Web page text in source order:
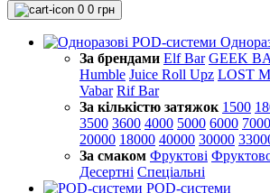
0 0 грн
За брендами Elf Bar GEEK
Humble Juice Roll Upz LOST
Vabar Rif Bar
За кількістю затяжок 1500
3500 3600 4000 5000 6000 7000
20000 18000 40000 30000
За смаком Фруктові
Десертні Спеціальні
POD-системи